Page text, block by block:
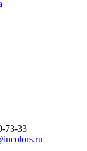
73-33